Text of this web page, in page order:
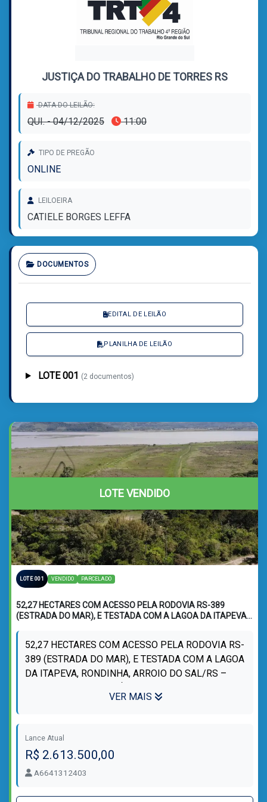
JUSTIÇA DO TRABALHO DE TORRES RS
DATA DO LEILÃO:
QUI. - 04/12/2025 11:00
TIPO DE PREGÃO
ONLINE
LEILOEIRA
CATIELE BORGES LEFFA
DOCUMENTOS
EDITAL DE LEILÃO
PLANILHA DE LEILÃO
LOTE 001 (2 documentos)
LOTE VENDIDO
LOTE 001 VENDIDO PARCELADO
52,27 HECTARES COM ACESSO PELA RODOVIA RS-389
(ESTRADA DO MAR), E TESTADA COM A LAGOA DA ITAPEVA,
52,27 HECTARES COM ACESSO PELA RODOVIA RS-
389 (ESTRADA DO MAR), E TESTADA COM A LAGOA
DA ITAPEVA, RONDINHA, ARROIO DO SAL/RS –
VER MAIS
Lance Atual
R$ 2.613.500,00
A6641312403